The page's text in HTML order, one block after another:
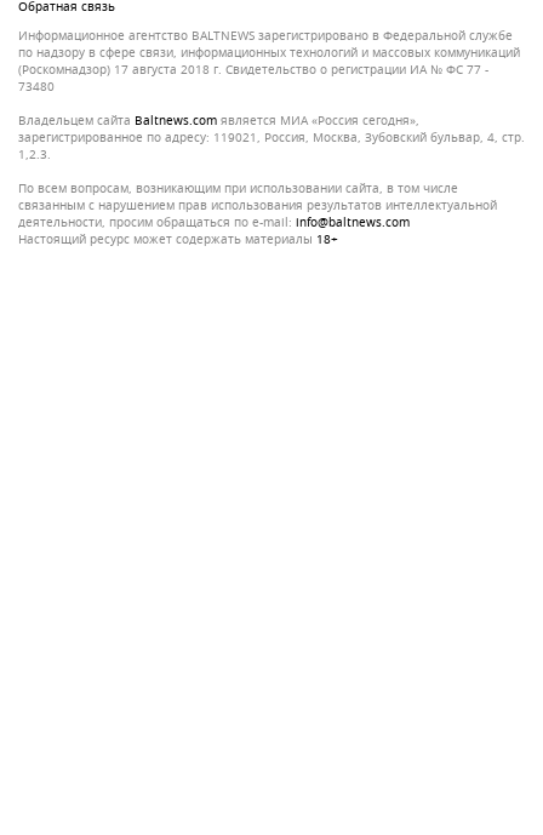
Обратная связь
Информационное агентство BALTNEWS зарегистрировано в Федеральной службе
по надзору в сфере связи, информационных технологий и массовых коммуникаций
(Роскомнадзор) 17 августа 2018 г. Свидетельство о регистрации ИА № ФС 77 -
73480
Владельцем сайта
baltnews.com является МИА «Россия сегодня»,
зарегистрированное по адресу: 119021, Россия, Москва, Зубовский бульвар, 4, стр.
1,2.3.
По всем вопросам, возникающим при использовании сайта, в том числе
связанным с нарушением прав использования результатов интеллектуальной
деятельности, просим обращаться по e-mail: info@baltnews.com
Настоящий ресурс может содержать материалы 18+